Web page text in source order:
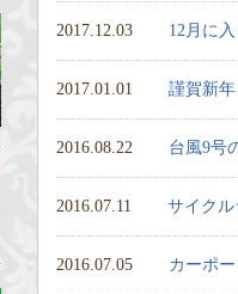
2017.12.03 12月に
2017.01.01 謹賀新年
2016.08.22 台風9号
2016.07.11 サイク
2016.07.05 カーポ